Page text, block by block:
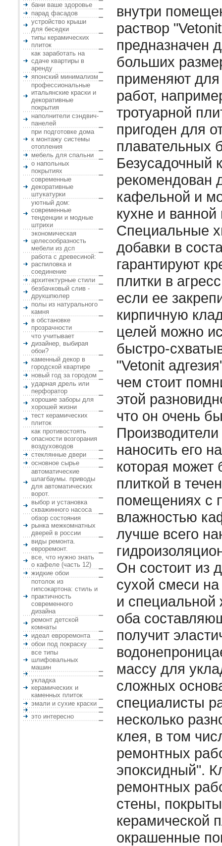
бани ваше здоровье
парад фасадов
устройство крыши
для беседки
типы керамических
плиток
как заработать на
сдаче квартиры в
аренду
японский минимализм
профессиональные
итальянские краски и
декоративные
покрытия
наполнители сэндвич-
панелей
при подготовке дома
к монтажу системы
отопления
мебель для спальни
о напольных
покрытиях
современные
декоративные
штукатурки
уютный дом:
современные
тенденции и модные
штрихи
экономическая
целесообразность
мебели из дсп
работа с древесиной:
распиловка и
соединение
архитектурные стили
безбачковый слив -
друкшпюлер
полы из натурального
камня
в обстановке
прозрачности
что учитывает
дизайнер, выбирая
обои?
каменный декор в
городской квартире
новый год за городом
ударная дрель или
перфоратор
хорошие заборы для
хорошей жизни
тест керамических
плиток
как противостоять
опасности возгорания
воздуховодов
стеклянные двери
основное сырье
автоматические
шлагбаумы. приводы
для автоматических
ворот.
выбор и установка
скважинного насоса
обзор состояния
рынка межкомнатных
дверей в россии
виды ремонта.
евроремонт.
все, что нужно знать
о кафеле (часть 12)
жидкие обои
потолок из
гипсокартона: стиль и
практичность
современного
дизайна
ремонт детской
комнаты
идеал евроремонта
обои под покраску
все типы
шлифовальных
машин
укладка
керамических и
каменных плиток
эмали и сухие краски
это интересно
внутри
раствор
предназначен
больших
применяют
работ,
тротуарной
пригоден для
плавательных
Безусадочный
рекомендован
кафельной и
кухне и ванной
Специальные
добавки в
гарантируют
плитки в
если ее
кирпичную
целей можно
быстро-
"Vetonit
чем стоит
этой
что он очень
наносить его
которая может
плиткой в
помещениях с
влажностью
лучше всего
Он состоит из
сухой смеси
и
оба
получит
массу для
сложных
специалисты
несколько
клея, в том
ремонтных
эпоксидный".
ремонтных
стены,
керамической
окрашенные